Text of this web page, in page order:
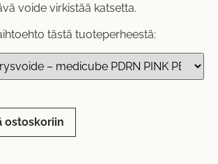
voide virkistää katsetta.
tästä tuoteperheestä:
ostoskoriin